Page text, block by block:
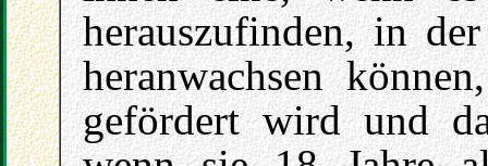
herauszufinden, in
heranwachsen
gefördert wird und